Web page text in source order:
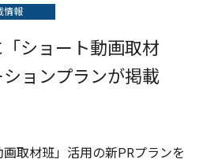
情報
ショート動画取材
ョンプランが掲載
取材班」活用の新PRプランを